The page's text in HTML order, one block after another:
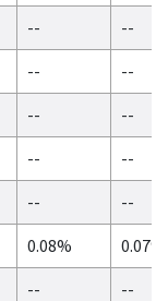
--
--
--
--
--
--
--
--
--
--
0.08%
0.07%
--
--